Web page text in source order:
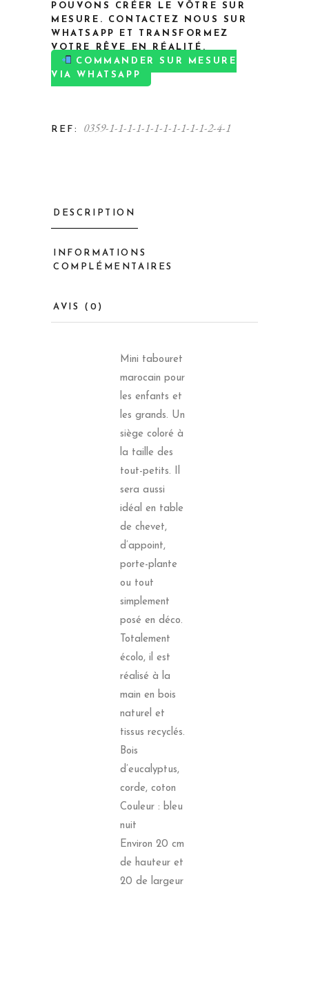
POUVONS CRÉER LE VÔTRE SUR
MESURE. CONTACTEZ NOUS SUR
WHATSAPP ET TRANSFORMEZ
VOTRE RÊVE EN RÉALITÉ.
COMMANDER SUR MESURE
VIA WHATSAPP
REF: 0359-1-1-1-1-1-1-1-1-1-1-1-2-4-1
DESCRIPTION
INFORMATIONS
COMPLÉMENTAIRES
AVIS (0)
Mini tabouret
marocain pour
les enfants et
les grands. Un
siège coloré à
la taille des
tout-petits. Il
sera aussi
idéal en table
de chevet,
d’appoint,
porte-plante
ou tout
simplement
posé en déco.
Totalement
écolo, il est
réalisé à la
main en bois
naturel et
tissus recyclés.
Bois
d’eucalyptus,
corde, coton
Couleur : bleu
nuit
Environ 20 cm
de hauteur et
20 de largeur